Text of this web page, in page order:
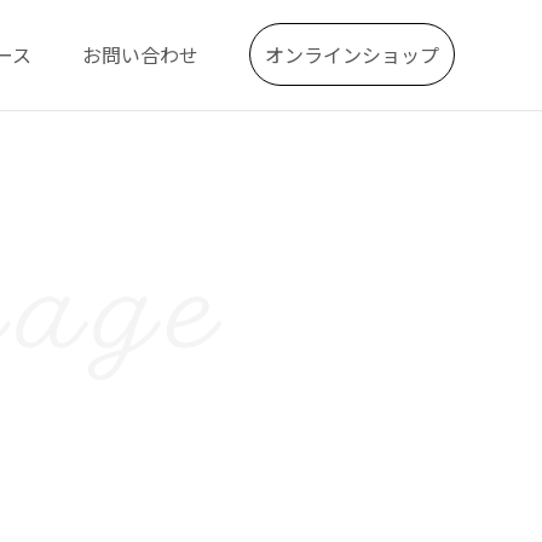
ス お問い合わせ オンラインショップ